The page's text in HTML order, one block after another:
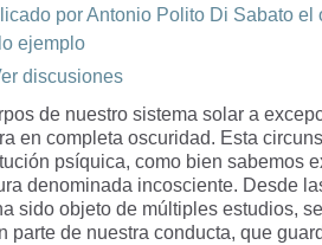
porAntonio Polito Di Sabato el
ejemplo
discusiones
de nuestro sistema solar a
en completa oscuridad. Esta
psíquica, como bien sabemos
denominada incosciente. Desde
sido objeto de múltiples estudios,
parte de nuestra conducta, que